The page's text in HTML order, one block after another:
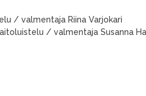
/ valmentaja Riina Varjokari
/ valmentaja Susanna